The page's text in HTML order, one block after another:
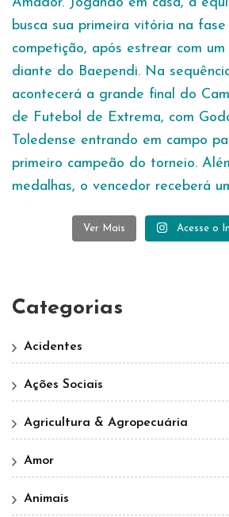
Ver Mais Acesse o
Categorias
Acidentes
Ações Sociais
Agricultura & Agropecuária
Amor
Animais